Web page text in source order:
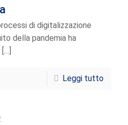
di digitalizzazione
della pandemia ha
[…]
Leggi tutto